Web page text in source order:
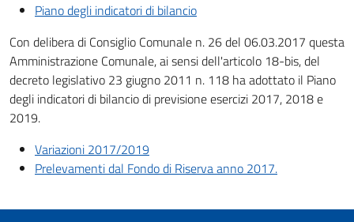
Piano degli indicatori di bilancio
Con delibera di Consiglio Comunale n. 26 del 06.03.2017 questa
Amministrazione Comunale, ai sensi dell'articolo 18-bis, del
decreto legislativo 23 giugno 2011 n. 118 ha adottato il Piano
degli indicatori di bilancio di previsione esercizi 2017, 2018 e
2019.
Variazioni 2017/2019
Prelevamenti dal Fondo di Riserva anno 2017.